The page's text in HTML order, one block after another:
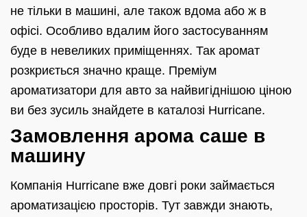
не тільки в машині, але також вдома або ж в
офісі. Особливо вдалим його застосуванням
буде в невеликих приміщеннях. Так аромат
розкриється значно краще. Преміум
ароматизатори для авто за найвигіднішою ціною
ви без зусиль знайдете в каталозі Hurricane.
Замовлення арома саше в
машину
Компанія Hurricane вже довгі роки займається
ароматизацією просторів. Тут завжди знають,